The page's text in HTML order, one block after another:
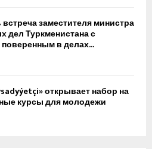
заместителя министра
дел Туркменистана с
в делах...
открывает набор на
курсы для молодежи